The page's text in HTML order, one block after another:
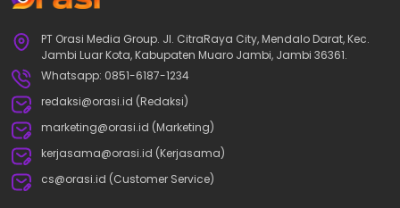
PT Orasi Media Group. Jl. CitraRaya City, Mendalo Darat, Kec.
Jambi Luar Kota, Kabupaten Muaro Jambi, Jambi 36361.
Whatsapp: 0851-6187-1234
redaksi@orasi.id (Redaksi)
marketing@orasi.id (Marketing)
kerjasama@orasi.id (Kerjasama)
cs@orasi.id (Customer Service)